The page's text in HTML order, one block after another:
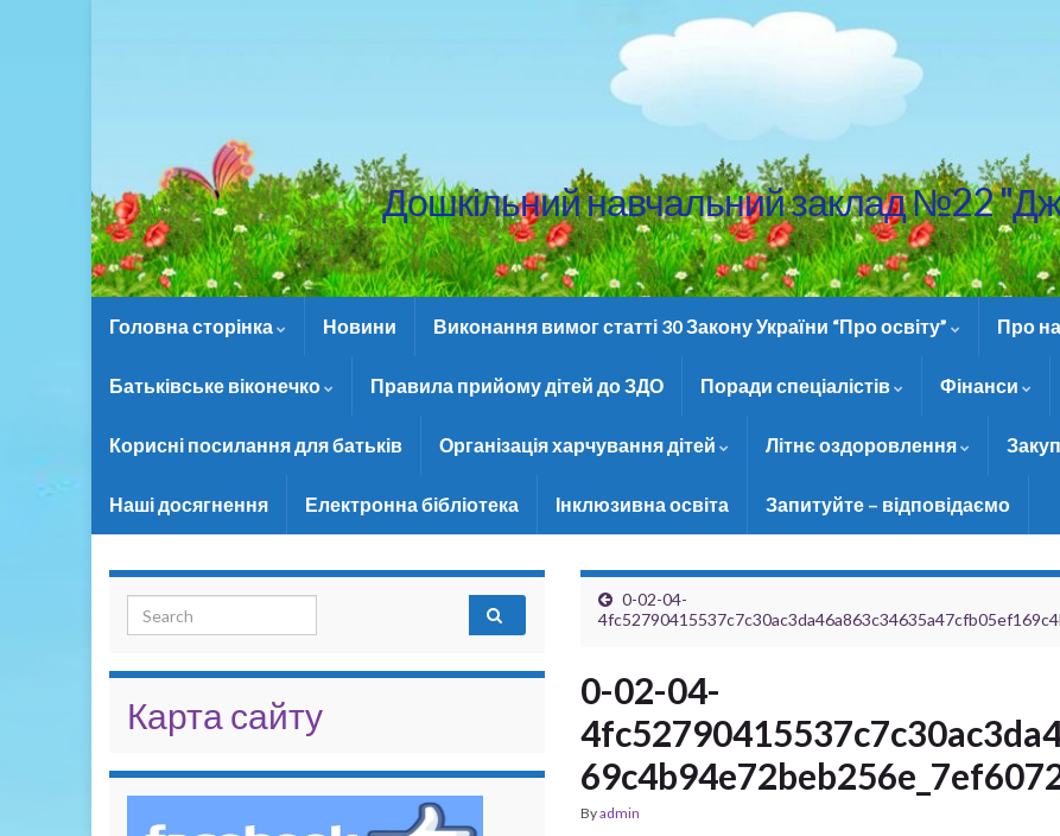
Дошкільний навчальний заклад №22
Головна сторінка Новини Виконання вимог статті 30 Закону України “Про освіту” Про
Батьківське віконечко Правила прийому дітей до ЗДО Поради спеціалістів Фінанси
Корисні посилання для батьків Організація харчування дітей Літнє оздоровлення
Наші досягнення Електронна бібліотека Інклюзивна освіта Запитуйте – відповідаємо
0-02-04-
0-02-04-
Byadmin
Search for:
Карта сайту